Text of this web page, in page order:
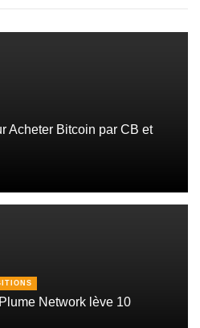
Acheter Bitcoin par CB et
Network lève 10